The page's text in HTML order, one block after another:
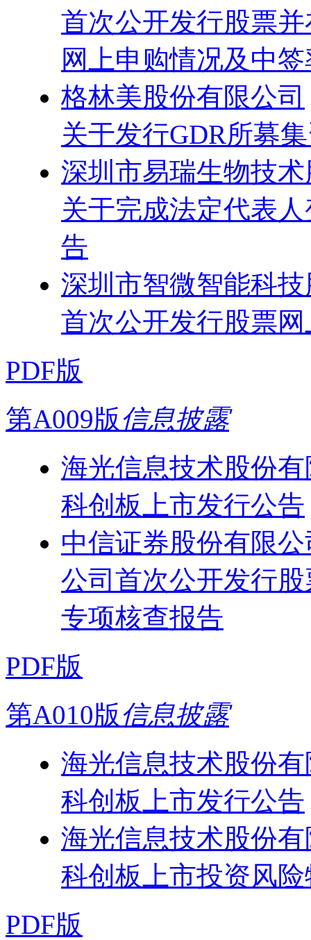
首次公开发行股票
网上申购情况及中
格林美股份有限公司
关于发行GDR所募
深圳市易瑞生物技
关于完成法定代表
告
深圳市智微智能科
首次公开发行股票
PDF版
第A009版信息披露
海光信息技术股份
科创板上市发行公告
中信证券股份有限
公司首次公开发行
专项核查报告
PDF版
第A010版信息披露
海光信息技术股份
科创板上市发行公告
海光信息技术股份
科创板上市投资风
PDF版